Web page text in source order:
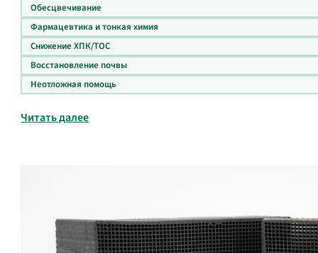
Обесцвечивание
Фармацевтика и тонкая химия
Снижение ХПК/ТОС
Восстановление почвы
Неотложная помощь
Читать далее